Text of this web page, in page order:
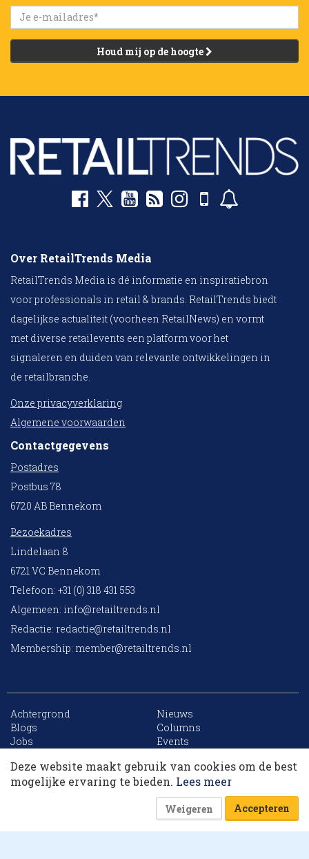
Houd mij op de hoogte
Over RetailTrends Media
RetailTrends Media is dé informatie en inspiratiebron
voor professionals in retail & brands. RetailTrends biedt
dagelijkse actualiteit (voorheen RetailNews) en vormt
met diverse retailevents een platform voor het
signaleren en duiden van relevante ontwikkelingen in
de retailbranche.
Onze privacyverklaring
Algemene voorwaarden
Contactgegevens
Postadres
Postbus 78
6720 AB Bennekom
Bezoekadres
Lindelaan 8
6721 VC Bennekom
Telefoon: +31 (0) 318 431 553
Algemeen: info@retailtrends.nl
Redactie: redactie@retailtrends.nl
Membership: member@retailtrends.nl
Achtergrond
Nieuws
Blogs
Columns
Jobs
Events
Archief
Sitemap
Website is powered by
Deze website maakt gebruik van cookies om de best
mogelijke ervaring te bieden. Lees meer
Weigeren Accepteren
10 collega’s
Korting op events